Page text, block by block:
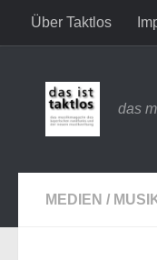
Zum Inhalt
Über Taktlos
das
MEDIEN /